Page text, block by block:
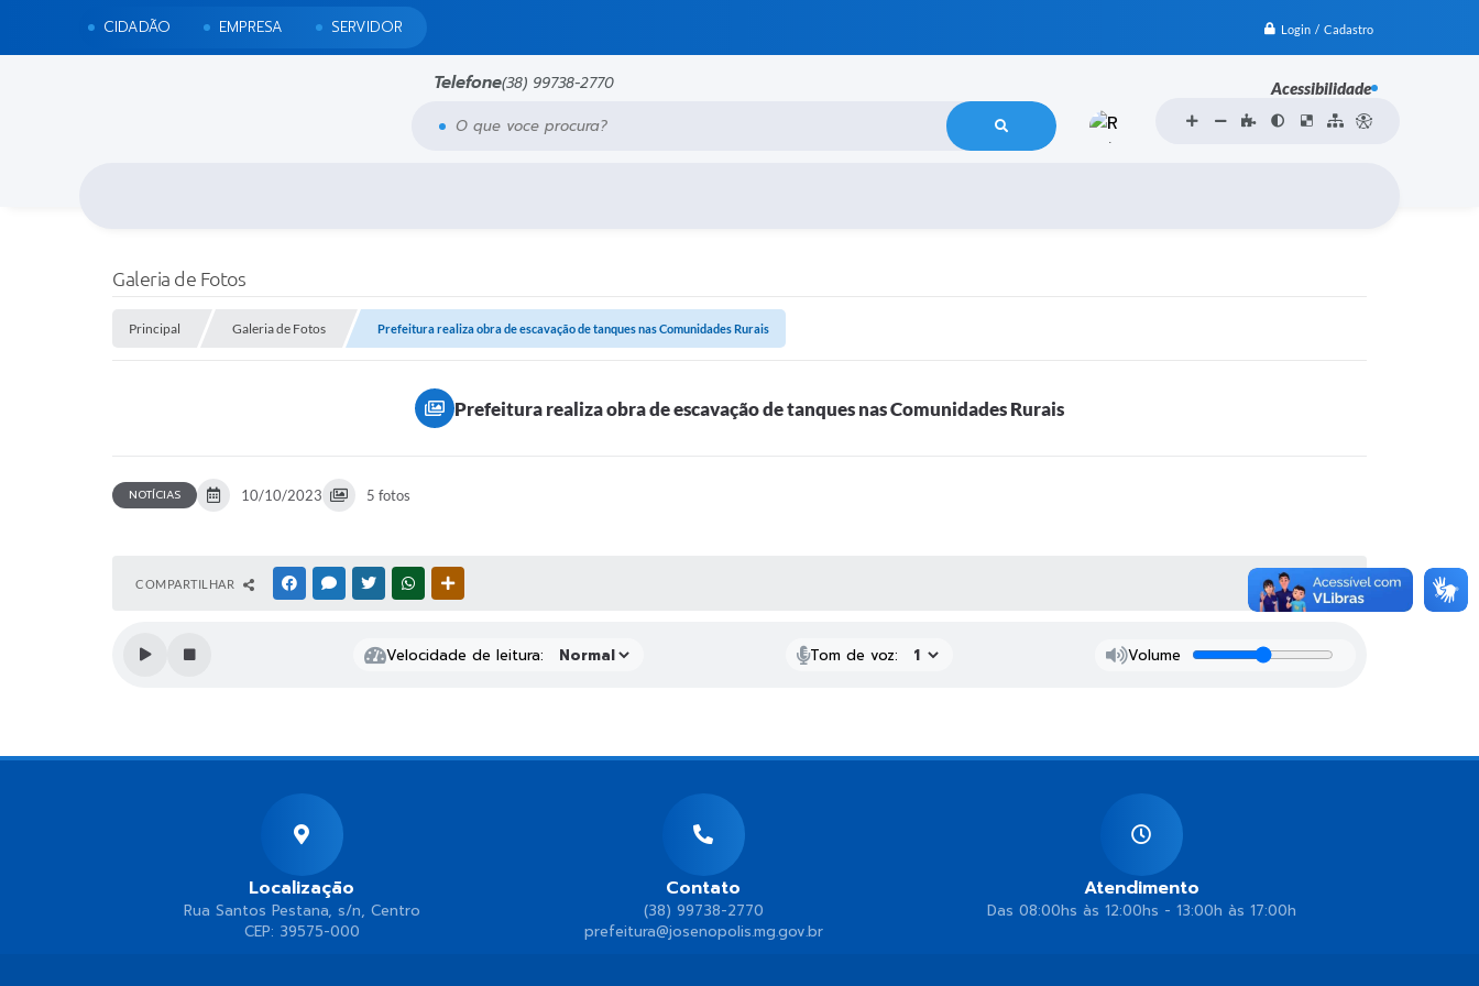
Login / Cadastro
O que voce procura?
CIDADÃO EMPRESA SERVIDOR
Telefone(38) 99738-2770 Acessibilidade
Galeria de Fotos
Principal Galeria de Fotos Prefeitura realiza obra de escavação de tanques nas Comunidades Rurais
Prefeitura realiza obra de escavação de tanques nas Comunidades Rurais
NOTÍCIAS 10/10/2023 5 fotos
COMPARTILHAR FACEBOOKMESSENGER
TWITTERWHATSAPP
Velocidade de leitura: Tom de voz: Volume
Localização
Rua Santos Pestana, s/n, Centro
CEP: 39575-000
Contato
(38) 99738-2770
prefeitura@josenopolis.mg.gov.br
Atendimento
Das 08:00hs às 12:00hs - 13:00h às 17:00h